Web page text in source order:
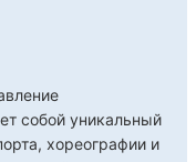
собой уникальный
хореографии и